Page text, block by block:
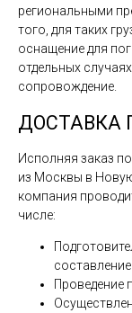
региональными
того, для таких
оснащение для
отдельных
сопровождение.
ДОСТАВКА
Исполняя заказ
из Москвы в
компания
числе:
Проведение